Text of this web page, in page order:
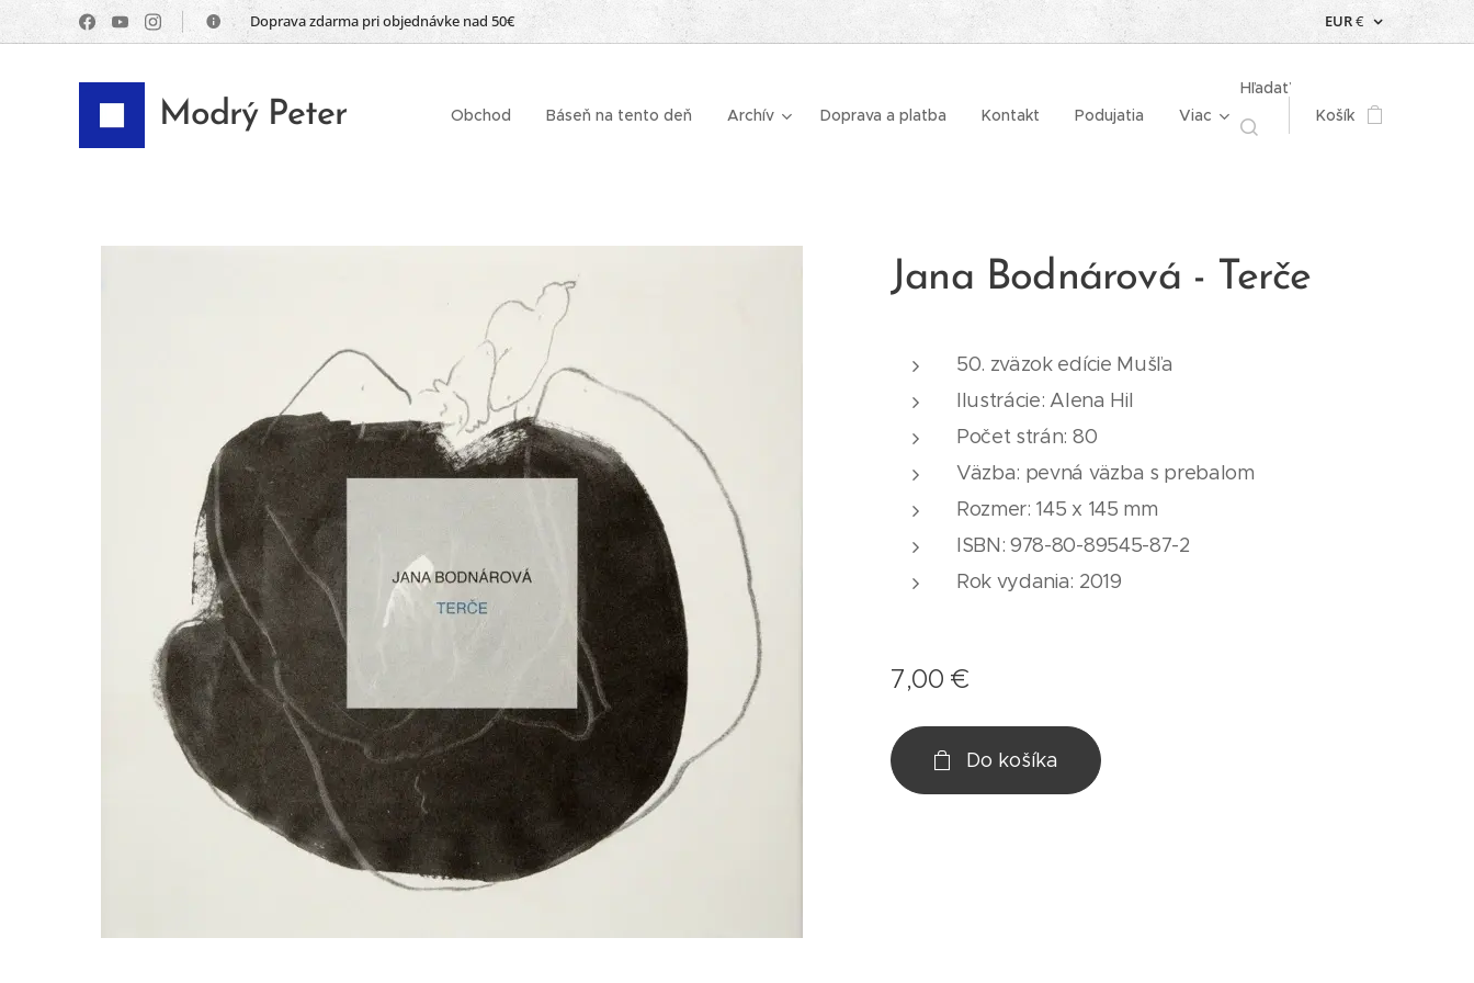
📦 Doprava zdarma pri objednávke nad 50€ EUR€
Modrý Peter Obchod Báseň na tento deň Archív Doprava a platba Kontakt Podujatia Viac
Hľadať
Košík
Jana Bodnárová - Terče
50. zväzok edície Mušľa
Ilustrácie: Alena Hil
Počet strán: 80
Väzba: pevná väzba s prebalom
Rozmer: 145 x 145 mm
ISBN: 978-80-89545-87-2
Rok vydania: 2019
7,00 €
Do košíka